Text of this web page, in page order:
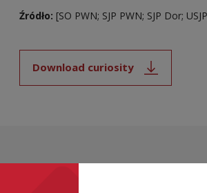
Źródło: [SO PWN; SJP PWN; SJP Dor;
Download curiosity
Note, the link will